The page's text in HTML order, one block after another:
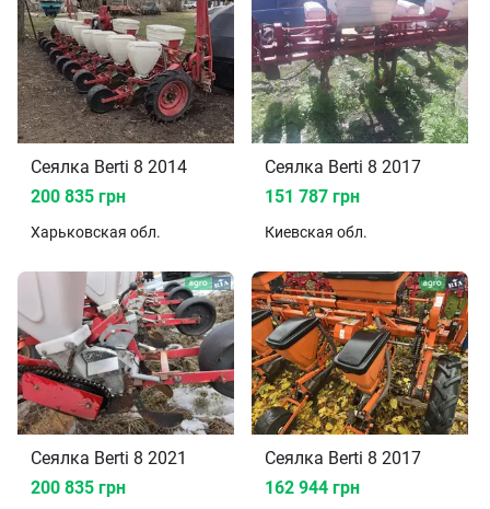
Сеялка Berti 8 2014
200 835 грн
Харьковская обл.
Сеялка Berti 8 2017
151 787 грн
Киевская обл.
Сеялка Berti 8 2021
200 835 грн
Сеялка Berti 8 2017
162 944 грн